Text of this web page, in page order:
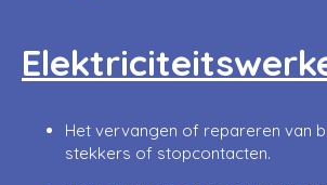
Het vervangen of repareren van
stekkers of stopcontacten.